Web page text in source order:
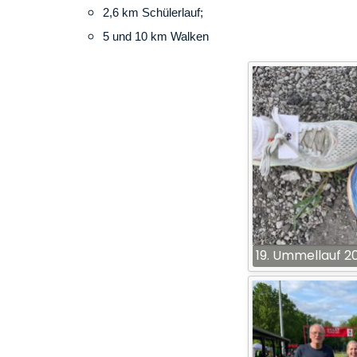
2,6 km Schülerlauf;
5 und 10 km Walken
19. Ummellauf